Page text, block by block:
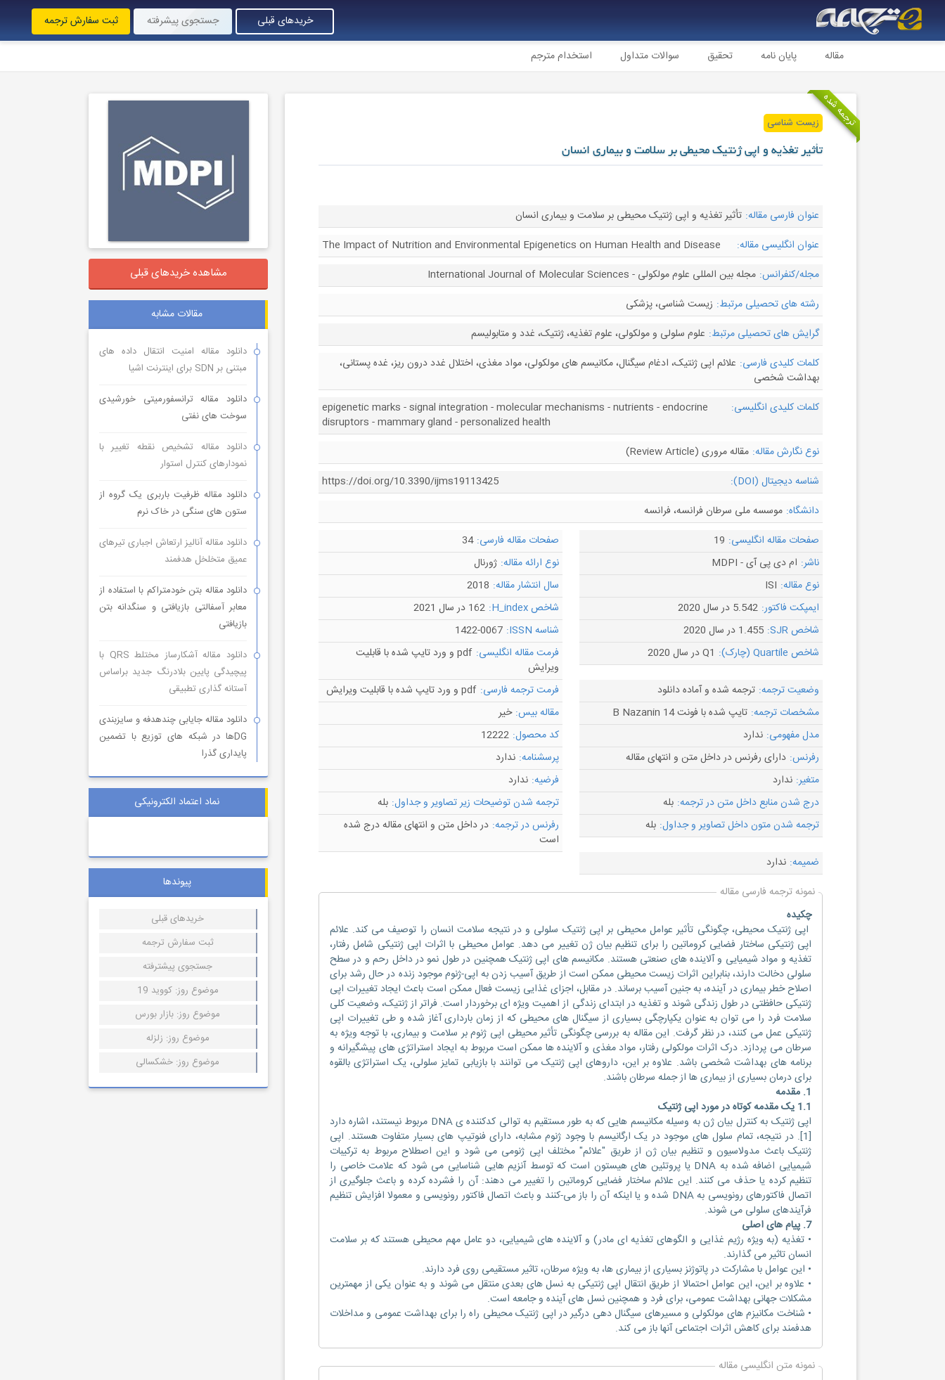
خریدهای قبلی جستجوی پیشرفته ثبت سفارش ترجمه
مقاله پایان نامه تحقیق سوالات متداول استخدام مترجم
ترجمه شدهزیست شناسی
تأثیر تغذیه و اپی ژنتیک محیطی بر سلامت و بیماری انسان
عنوان فارسی مقاله: تأثیر تغذیه و اپی ژنتیک محیطی بر سلامت و بیماری انسان
عنوان انگلیسی مقاله:
The Impact of Nutrition and Environmental Epigenetics on Human Health and Disease
مجله/کنفرانس: مجله بین المللی علوم مولکولی - International Journal of Molecular Sciences
رشته های تحصیلی مرتبط: زیست شناسی، پزشکی
گرایش های تحصیلی مرتبط: علوم سلولی و مولکولی، علوم تغذیه، ژنتیک، غدد و متابولیسم
کلمات کلیدی فارسی: علائم اپی ژنتیک، ادغام سیگنال، مکانیسم های مولکولی، مواد مغذی، اختلال غدد درون ریز، غده پستانی،
بهداشت شخصی
کلمات کلیدی انگلیسی:
epigenetic marks - signal integration - molecular mechanisms - nutrients - endocrine
disruptors - mammary gland - personalized health
نوع نگارش مقاله: مقاله مروری (Review Article)
شناسه دیجیتال (DOI):
https://doi.org/10.3390/ijms19113425
دانشگاه: موسسه ملی سرطان فرانسه، فرانسه
صفحات مقاله انگلیسی: 19 صفحات مقاله فارسی: 34
ناشر: ام دی پی آی - MDPI نوع ارائه مقاله: ژورنال
نوع مقاله: ISI سال انتشار مقاله: 2018
ایمپکت فاکتور: 5.542 در سال 2020 شاخص H_index:
162 در سال 2021
شاخص SJR:
1.455 در سال 2020 شناسه ISSN:
1422-0067
شاخص Quartile (چارک):
Q1 در سال 2020 فرمت مقاله انگلیسی:
pdf و ورد تایپ شده با قابلیت
ویرایش
وضعیت ترجمه: ترجمه شده و آماده دانلود فرمت ترجمه فارسی: pdf و ورد تایپ شده با قابلیت ویرایش
مشخصات ترجمه: تایپ شده با فونت B Nazanin 14 مقاله بیس: خیر
مدل مفهومی: ندارد کد محصول: 12222
رفرنس: دارای رفرنس در داخل متن و انتهای مقاله پرسشنامه: ندارد
متغیر: ندارد فرضیه: ندارد
درج شدن منابع داخل متن در ترجمه: بله ترجمه شدن توضیحات زیر تصاویر و جداول: بله
ترجمه شدن متون داخل تصاویر و جداول: بله رفرنس در ترجمه: در داخل متن و انتهای مقاله درج شده
است
ضمیمه: ندارد
نمونه ترجمه فارسی مقاله
چکیده
اپی ژنتیک محیطی، چگونگی تأثیر عوامل محیطی بر اپی ژنتیک سلولی و در نتیجه سلامت انسان را توصیف می کند. علائم
اپی ژنتیکی ساختار فضایی کروماتین را برای تنظیم بیان ژن تغییر می دهد. عوامل محیطی با اثرات اپی ژنتیکی شامل رفتار،
تغذیه و مواد شیمیایی و آلاینده های صنعتی هستند. مکانیسم های اپی ژنتیک همچنین در طول نمو در داخل رحم و در سطح
سلولی دخالت دارند، بنابراین اثرات زیست محیطی ممکن است از طریق آسیب زدن به اپی-ژنوم موجود زنده در حال رشد برای
اصلاح خطر بیماری در آینده، به جنین آسیب برساند. در مقابل، اجزای غذایی زیست فعال ممکن است باعث ایجاد تغییرات اپی
ژنتیکی حافظتی در طول زندگی شوند و تغذیه در ابتدای زندگی از اهمیت ویژه ای برخوردار است. فراتر از ژنتیک، وضعیت کلی
سلامت فرد را می توان به عنوان یکپارچگی بسیاری از سیگنال های محیطی که از زمان بارداری آغاز شده و طی تغییرات اپی
ژنتیکی عمل می کنند، در نظر گرفت. این مقاله به بررسی چگونگی تأثیر محیطی اپی ژنوم بر سلامت و بیماری، با توجه ویژه به
سرطان می پردازد. درک اثرات مولکولی رفتار، مواد مغذی و آلاینده ها ممکن است مربوط به ایجاد استراتژی های پیشگیرانه و
برنامه های بهداشت شخصی باشد. علاوه بر این، داروهای اپی ژنتیک می توانند با بازیابی تمایز سلولی، یک استراتژی بالقوه
برای درمان بسیاری از بیماری ها از جمله سرطان باشند.
1. مقدمه
1.1 یک مقدمه کوتاه در مورد اپی ژنتیک
اپی ژنتیک به کنترل بیان ژن به وسیله مکانیسم هایی که به طور مستقیم به توالی کدکننده ی DNA مربوط نیستند، اشاره دارد
[1]. در نتیجه، تمام سلول های موجود در یک ارگانیسم با وجود ژنوم مشابه، دارای فنوتیپ های بسیار متفاوت هستند. اپی
ژنتیک باعث مدولاسیون و تنظیم بیان ژن از طریق "علائم" مختلف اپی ژنومی می شود و این اصطلاح مربوط به ترکیبات
شیمیایی اضافه شده به DNA یا پروتئین های هیستون است که توسط آنزیم هایی شناسایی می شود که علامت خاصی را
تنظیم کرده یا حذف می کنند. این علائم ساختار فضایی کروماتین را تغییر می دهند: آن را فشرده کرده و باعث جلوگیری از
اتصال فاکتورهای رونویسی به DNA شده و یا اینکه آن را باز می-کنند و باعث اتصال فاکتور رونویسی و معمولا افزایش تنظیم
فرآیندهای سلولی می شوند.
7. پیام های اصلی
• تغذیه (به ویژه رژیم غذایی و الگوهای تغذیه ای مادر) و آلاینده های شیمیایی، دو عامل مهم محيطی هستند که بر سلامت
انسان تاثیر می گذارند.
• این عوامل با مشارکت در پاتوژنز بسیاری از بیماری ها، به ویژه سرطان، تاثیر مستقیمی روی فرد دارند.
• علاوه بر این، این عوامل احتمالا از طریق انتقال اپی ژنتیکی به نسل های بعدی منتقل می شوند و به عنوان یکی از مهمترین
مشکلات جهانی بهداشت عمومی، برای فرد و همچنین نسل های آینده و جامعه است.
• شناخت مکانیزم های مولکولی و مسیرهای سیگنال دهی درگیر در اپی ژنتیک محیطی راه را برای بهداشت عمومی و مداخلات
هدفمند برای کاهش اثرات اجتماعی آنها باز می کند.
نمونه متن انگلیسی مقاله
مشاهده خریدهای قبلی
مقالات مشابه
دانلود مقاله امنیت انتقال داده های
مبتنی بر SDN برای اینترنت اشیا
دانلود مقاله ترانسفورمیتی خورشیدی
سوخت های نفتی
دانلود مقاله تشخیص نقطه تغییر با
نمودارهای کنترل استوار
دانلود مقاله ظرفیت باربری یک گروه از
ستون های سنگی در خاک نرم
دانلود مقاله آنالیز ارتعاش اجباری تیرهای
عمیق متخلخل هدفمند
دانلود مقاله بتن خودمتراکم با استفاده از
معابر آسفالتی بازیافتی و سنگدانه بتن
بازیافتی
دانلود مقاله آشکارساز مختلط QRS با
پیچیدگی پایین بلادرنگ جدید براساس
آستانه گذاری تطبیقی
دانلود مقاله جایابی چندهدفه و سایزبندی
DGها در شبکه های توزیع با تضمین
پایداری گذرا
نماد اعتماد الکترونیکی
پیوندها
خریدهای قبلی
ثبت سفارش ترجمه
جستجوی پیشترفته
موضوع روز: کووید 19
موضوع روز: بازار بورس
موضوع روز: زلزله
موضوع روز: خشکسالی